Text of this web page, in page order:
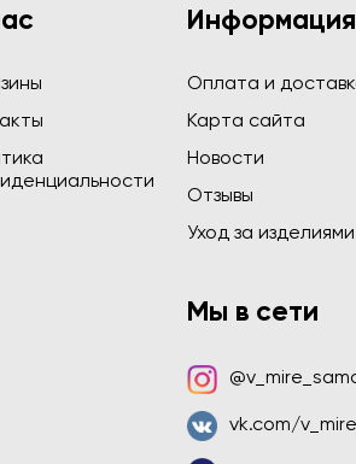
Оплата и
Карта сайта
Новости
Отзывы
Уход за изделиями
Мы в сети
vk.com/